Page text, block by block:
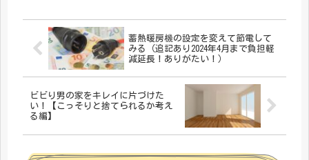
蓄熱暖房機の設定を変えて節電して
みる（追記あり2024年4月まで負担軽
減延長！ありがたい！）
ビビり男の家をキレイに片づけた
い！【こっそりと捨てられるか考え
る編】